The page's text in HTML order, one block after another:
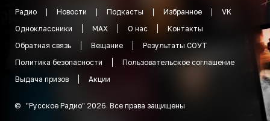
Радио Новости Подкасты Избранное
VK
Одноклассники
MAX О нас
Контакты
Обратная связь
Вещание
Результаты СОУТ
Политика безопасности
Пользовательское соглашение
Выдача призов
Акции
© "Русское Радио" 2026. Все права защищены